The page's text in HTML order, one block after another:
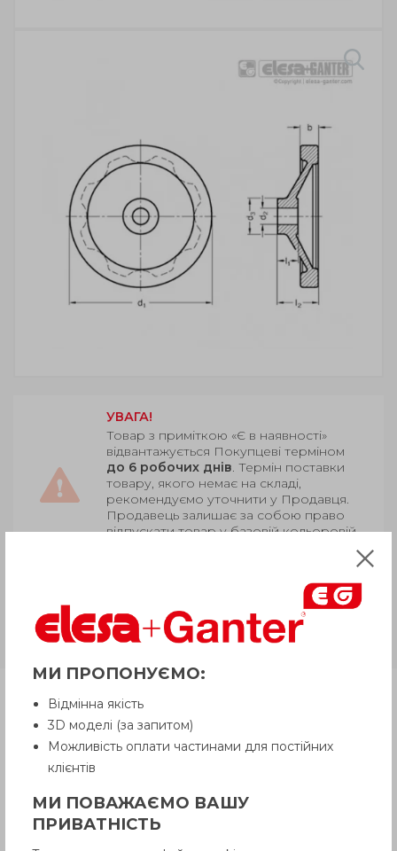
УВАГА!
Товар з приміткою «Є в наявності»
відвантажується Покупцеві терміном
до 6 робочих днів. Термін поставки
товару, якого немає на складі,
рекомендуємо уточнити у Продавця.
Продавець залишає за собою право
відпускати товар у базовій кольоровій
GN 321-AАлюміній, полірований
обід, під шпонку / отвір
Продукція
Опис
Питання про продукцію
МИ ПРОПОНУЄМО:
Відмінна якість
3D моделі (за запитом)
Можливість оплати частинами для постійних
клієнтів
МИ ПОВАЖАЄМО ВАШУ
ПРИВАТНІСТЬ